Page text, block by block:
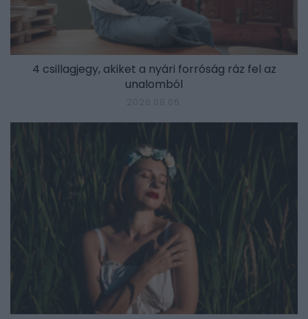
4 csillagjegy, akiket a nyári forróság ráz fel az
unalomból